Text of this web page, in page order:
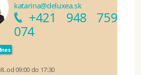
katarina@deluxea.sk
+421 948 759
074
od 09:00 do 17:30